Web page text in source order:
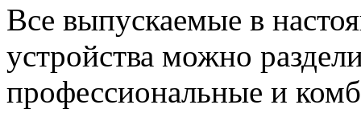
Все выпускаемые в
устройства можно
профессиональные и